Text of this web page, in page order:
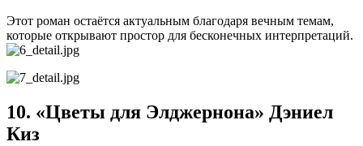
Этот роман остаётся актуальным благодаря вечным темам,
которые открывают простор для бесконечных интерпретаций.
10. «Цветы для Элджернона» Дэниел
Киз